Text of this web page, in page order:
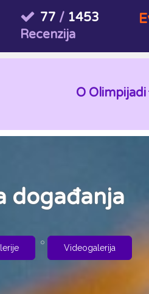
77 / 1453
Recenzija
O Olimpijadi
događanja
Videogalerija